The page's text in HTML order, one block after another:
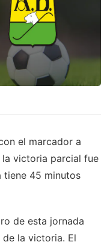
el marcador a
victoria parcial fue
tiene 45 minutos
de esta jornada
de la victoria. El